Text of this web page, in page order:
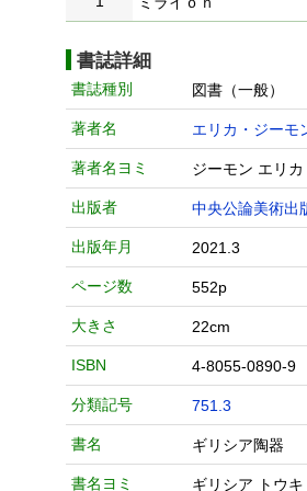
書誌詳細
書誌種別 図書（一般）
著者名 エリカ・ジーモ
著者名ヨミ ジーモン エリ
出版者 中央公論美術出
出版年月 2021.3
ページ数 552p
大きさ 22cm
ISBN 4-8055-0890-9
分類記号 751.3
書名 ギリシア陶器
書名ヨミ ギリシア トウキ